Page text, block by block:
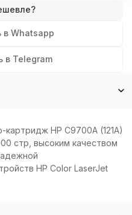
в Whatsapp
в Telegram
HP C9700A (121A)
стр, высоким качеством
HP Color LaserJet